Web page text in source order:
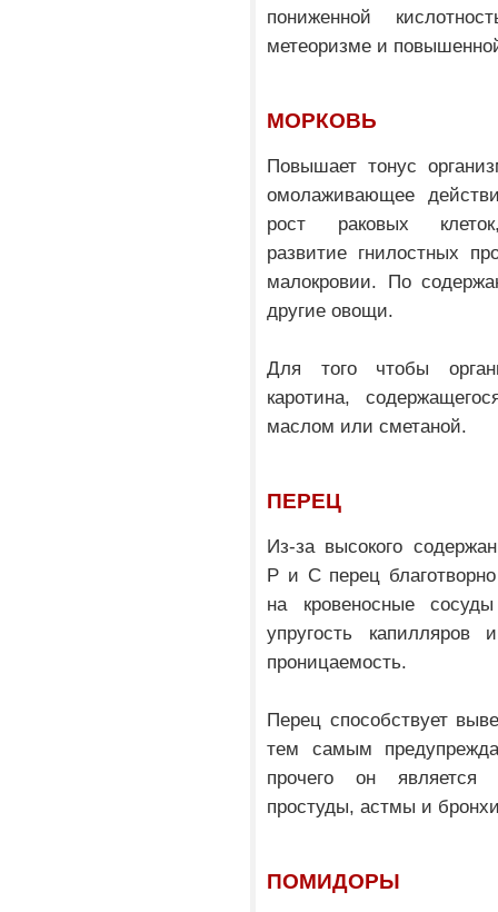
пониженной
метеоризме и
МОРКОВЬ
Повышает тонус
омолаживающее
рост раковых
развитие гнилостных
малокровии. По
другие овощи.
Для того чтобы
каротина,
маслом или сметаной.
ПЕРЕЦ
Из-за высокого
Р и С перец благотворно
на кровеносные
упругость капилляров
проницаемость.
Перец способствует
тем самым
прочего он является
простуды, астмы и
ПОМИДОРЫ